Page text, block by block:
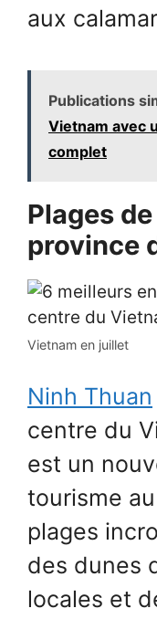
aux
Publications
Vietnam avec
complet
Plages
province
Vietnam en juillet
Ninh Thuan
centre du
est un
tourisme
plages
des dunes
locales et